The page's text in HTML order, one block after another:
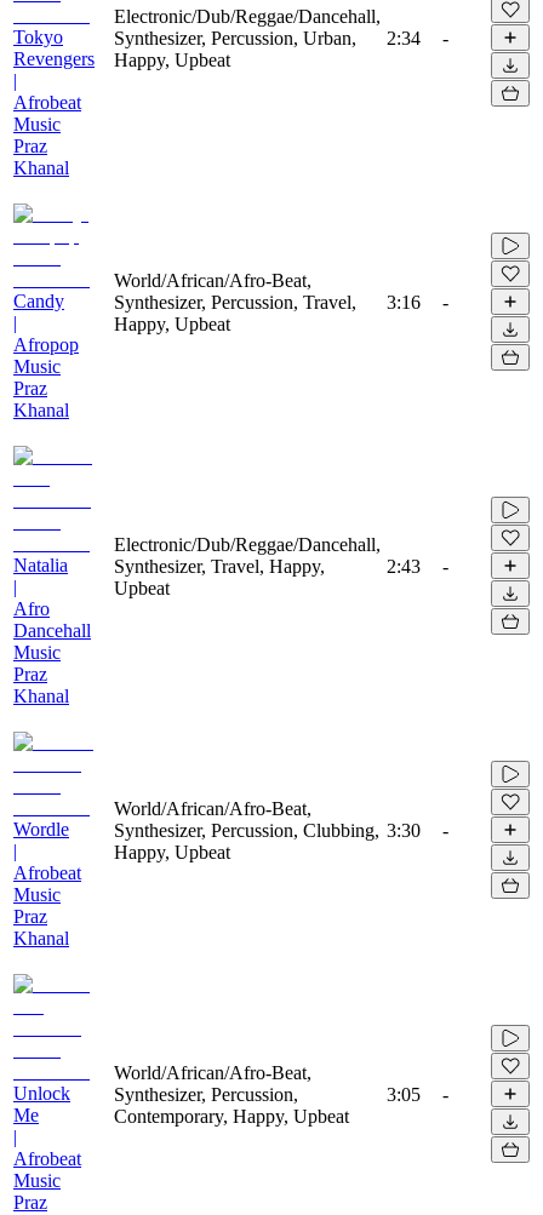
Tokyo
Revengers
|
Afrobeat
Music
Praz
Khanal
Electronic/Dub/Reggae/Dancehall,
Synthesizer, Percussion, Urban,
Happy, Upbeat
2:34 -
Candy
|
Afropop
Music
Praz
Khanal
World/African/Afro-Beat,
Synthesizer, Percussion, Travel,
Happy, Upbeat
3:16 -
Natalia
|
Afro
Dancehall
Music
Praz
Khanal
Electronic/Dub/Reggae/Dancehall,
Synthesizer, Travel, Happy,
Upbeat
2:43 -
Wordle
|
Afrobeat
Music
Praz
Khanal
World/African/Afro-Beat,
Synthesizer, Percussion, Clubbing,
Happy, Upbeat
3:30 -
Unlock
Me
|
Afrobeat
Music
Praz
World/African/Afro-Beat,
Synthesizer, Percussion,
Contemporary, Happy, Upbeat
3:05 -